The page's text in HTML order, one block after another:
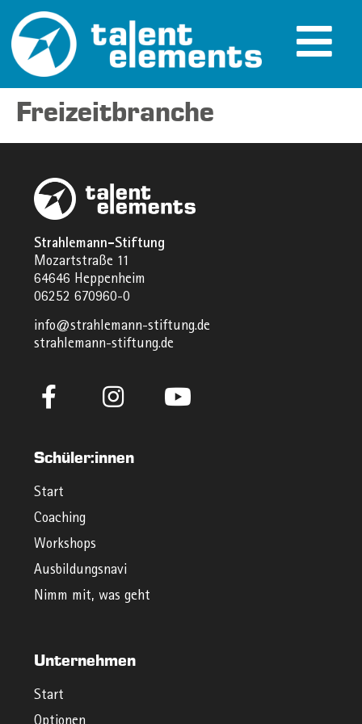
Freizeitbranche
Strahlemann-Stiftung
Mozartstraße 11
64646 Heppenheim
06252 670960-0
info@strahlemann-stiftung.de
strahlemann-stiftung.de
Schüler:innen
Start
Coaching
Workshops
Ausbildungsnavi
Nimm mit, was geht
Unternehmen
Start